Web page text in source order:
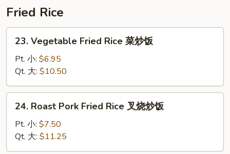
碎
Fried Rice
Vegetable
Fried
Rice
菜
炒
23. Vegetable Fried Rice 菜炒饭
Pt. 小: $6.95
Qt. 大: $10.50
Roast
Pork
Fried
Rice
24. Roast Pork Fried Rice 叉烧炒饭
Pt. 小: $7.50
Qt. 大: $11.25